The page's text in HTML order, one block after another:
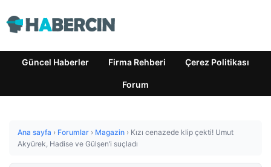
Güncel Haberler Firma Rehberi Çerez Politikası
Forum
Ana sayfa › Forumlar › Magazin › Kızı cenazede klip çekti! Umut
Akyürek, Hadise ve Gülşen’i suçladı